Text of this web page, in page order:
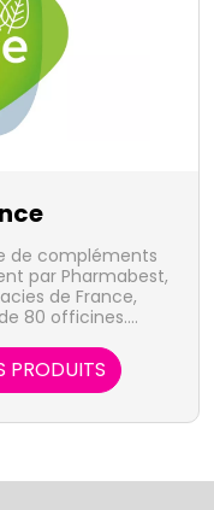
de compléments
par Pharmabest,
de France,
80 officines.
digestion,
a pour objectif de
du marché.
PRODUITS